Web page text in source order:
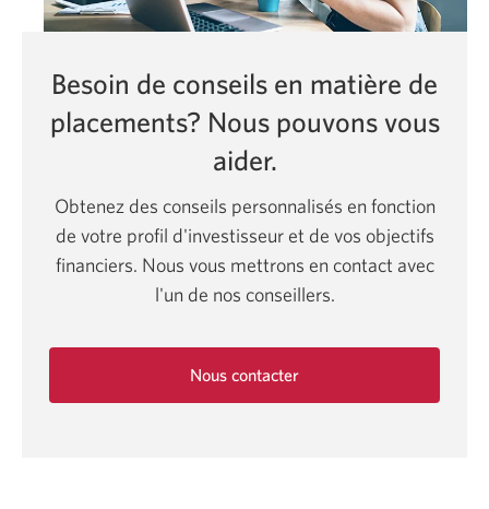
Besoin de conseils en matière de
placements? Nous pouvons vous
aider.
Obtenez des conseils personnalisés en fonction
de votre profil d'investisseur et de vos objectifs
financiers. Nous vous mettrons en contact avec
l'un de nos conseillers.
Nous contacter